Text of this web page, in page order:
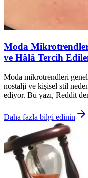
Moda
ve Hâlâ Tercih
Moda mikrotrendleri
nostalji ve kişisel stil
ediyor. Bu yazı, Reddit
Daha fazla bilgi edinin